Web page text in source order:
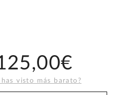
has visto más barato?